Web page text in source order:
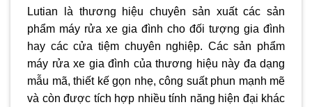
Lutian là thương hiệu chuyên sản xuất các sản
phẩm máy rửa xe gia đình cho đối tượng gia đình
hay các cửa tiệm chuyên nghiệp. Các sản phẩm
máy rửa xe gia đình của thương hiệu này đa dạng
mẫu mã, thiết kế gọn nhẹ, công suất phun mạnh mẽ
và còn được tích hợp nhiều tính năng hiện đại khác